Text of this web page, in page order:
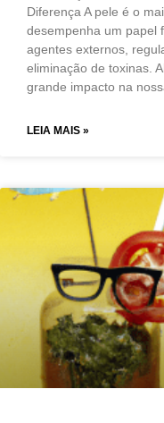
Diferença A pele é o
desempenha um papel
agentes externos,
eliminação de toxinas.
grande impacto na
LEIA MAIS »